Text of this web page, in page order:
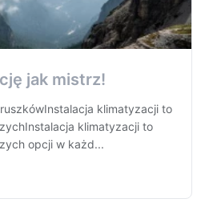
jak mistrz!
klimatyzacji to
klimatyzacji to
opcji w każd...